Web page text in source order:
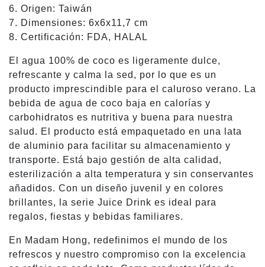
6. Origen: Taiwán
7. Dimensiones: 6x6x11,7 cm
8. Certificación: FDA, HALAL
El agua 100% de coco es ligeramente dulce,
refrescante y calma la sed, por lo que es un
producto imprescindible para el caluroso verano. La
bebida de agua de coco baja en calorías y
carbohidratos es nutritiva y buena para nuestra
salud. El producto está empaquetado en una lata
de aluminio para facilitar su almacenamiento y
transporte. Está bajo gestión de alta calidad,
esterilización a alta temperatura y sin conservantes
añadidos. Con un diseño juvenil y en colores
brillantes, la serie Juice Drink es ideal para
regalos, fiestas y bebidas familiares.
En Madam Hong, redefinimos el mundo de los
refrescos y nuestro compromiso con la excelencia